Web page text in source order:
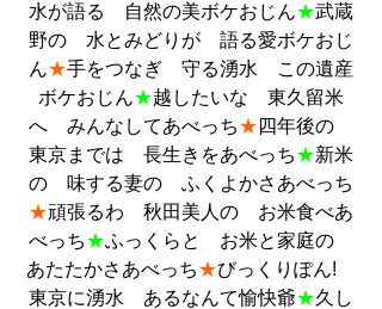
水が語る　自然の美ボケおじん★武蔵
野の　水とみどりが　語る愛ボケおじ
ん★手をつなぎ　守る湧水　この遺産
ボケおじん★越したいな　東久留米
へ　みんなしてあべっち★ 四年後の
東京までは　長生きをあべっち★新米
の　味する妻の　ふくよかさあべっち
★頑張るわ　秋田美人の　お米食べあ
べっち★ふっくらと　お米と家庭の
あたたかさあべっち★びっくりぽん!
東京に湧水　あるなんて愉快爺★久し